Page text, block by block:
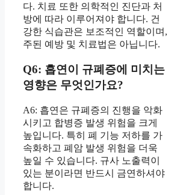
다. 치료 또한 의학적인 진단과 처
방에 따라 이루어져야 합니다. 건
강한 식습관은 보조적인 역할이며,
주된 예방 및 치료법은 아닙니다.
Q6: 흡연이 규폐증에 미치는
영향은 무엇인가요?
A6: 흡연은 규폐증의 진행을 악화
시키고 합병증 발생 위험을 크게
높입니다. 특히 폐 기능 저하를 가
속화하고 폐암 발생 위험을 더욱
높일 수 있습니다. 규사 노출력이
있는 분이라면 반드시 금연하셔야
합니다.